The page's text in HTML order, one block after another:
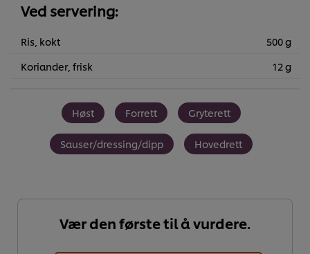
Ved servering:
Ris, kokt
500 g
Koriander, frisk
12 g
Høst Forrett Gryterett
Sauser/dressing/dipp Hovedrett
Vær den første til å vurdere.